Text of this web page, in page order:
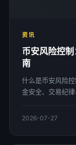
资讯
币安风险控
南
什么是币安风险
金安全、交易纪
2026-07-27